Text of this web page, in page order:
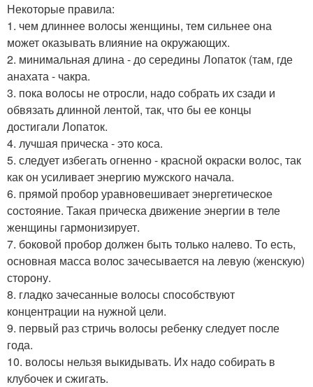
Некоторые правила:
1. чем длиннее волосы женщины, тем сильнее она
может оказывать влияние на окружающих.
2. минимальная длина - до середины Лопаток (там, где
анахата - чакра.
3. пока волосы не отросли, надо собрать их сзади и
обвязать длинной лентой, так, что бы ее концы
достигали Лопаток.
4. лучшая прическа - это коса.
5. следует избегать огненно - красной окраски волос, так
как он усиливает энергию мужского начала.
6. прямой пробор уравновешивает энергетическое
состояние. Такая прическа движение энергии в теле
женщины гармонизирует.
7. боковой пробор должен быть только налево. То есть,
основная масса волос зачесывается на левую (женскую)
сторону.
8. гладко зачесанные волосы способствуют
концентрации на нужной цели.
9. первый раз стричь волосы ребенку следует после
года.
10. волосы нельзя выкидывать. Их надо собирать в
клубочек и сжигать.